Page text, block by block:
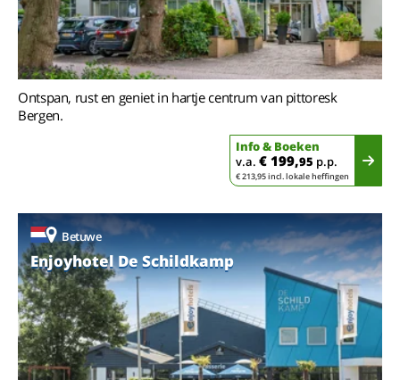
Ontspan, rust en geniet in hartje centrum van pittoresk
Bergen.
Info & Boeken
v.a. € 199,95 p.p.
€ 213,95 incl. lokale heffingen
Betuwe
Enjoyhotel De Schildkamp